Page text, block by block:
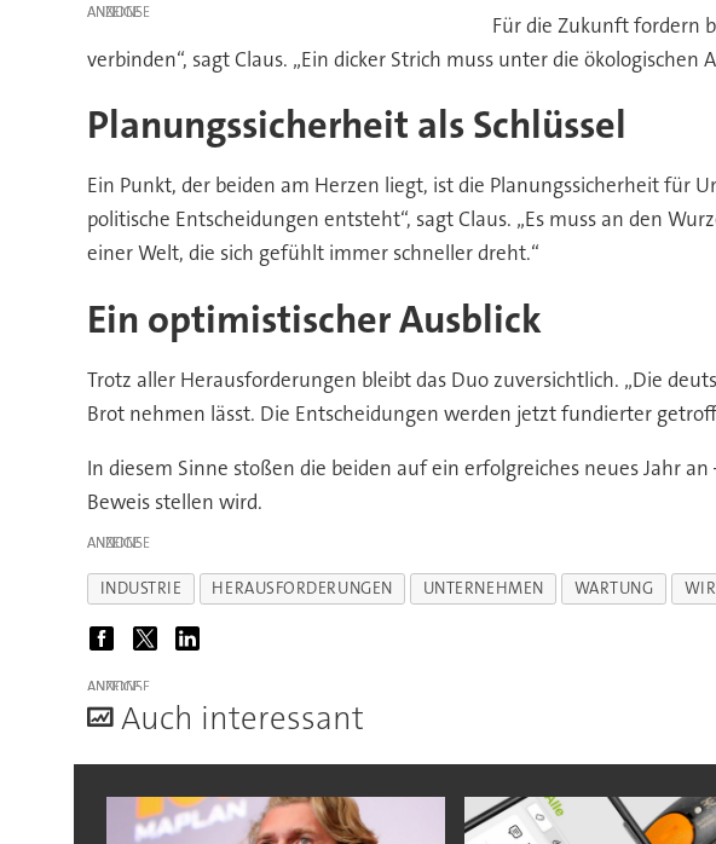
ANZEIGE
Für die Zukunft fordern
verbinden“, sagt Claus. „Ein dicker Strich muss unter die
Planungssicherheit als Schlüssel
Ein Punkt, der beiden am Herzen liegt, ist die Planungssicherheit für
politische Entscheidungen entsteht“, sagt Claus. „Es muss an den
einer Welt, die sich gefühlt immer schneller dreht.“
Ein optimistischer Ausblick
Trotz aller Herausforderungen bleibt das Duo zuversichtlich. „Die
Brot nehmen lässt. Die Entscheidungen werden jetzt fundierter
In diesem Sinne stoßen die beiden auf ein erfolgreiches neues Jahr
Beweis stellen wird.
ANZEIGE
INDUSTRIE HERAUSFORDERUNGEN UNTERNEHMEN WARTUNG
ANZEIGE
Auch interessant